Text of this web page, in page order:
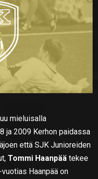
mieluisalla
ja 2009 Kerhon paidassa
että SJK Junioreiden
Tommi Haanpää tekee
Haanpää on